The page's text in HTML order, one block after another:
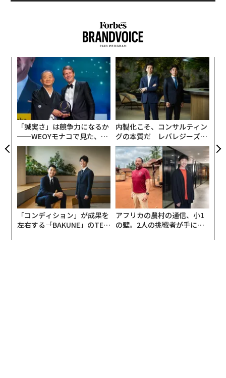
「誠実さ」は競争力になるか
──WEOYモナコで見た、く
ら寿司の経営哲学
内製化こそ、コンサルティン
グの本質だ レバレジーズが
実践する、次世代ファームの
全貌
「コンディション」が成果を
左右する――「BAKUNE」のTEN
アフリカの農村の通信、小1
の壁。2人の挑戦者が手にし